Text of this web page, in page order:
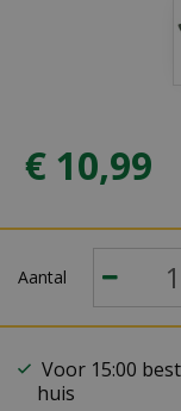
€ 10,99
Aantal
Voor 15:00
huis